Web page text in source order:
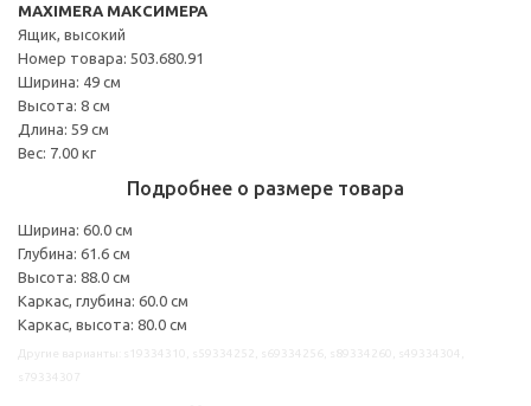
MAXIMERA МАКСИМЕРА
Ящик, высокий
Номер товара: 503.680.91
Ширина: 49 см
Высота: 8 см
Длина: 59 см
Вес: 7.00 кг
Подробнее о размере товара
Ширина: 60.0 см
Глубина: 61.6 см
Высота: 88.0 см
Каркас, глубина: 60.0 см
Каркас, высота: 80.0 см